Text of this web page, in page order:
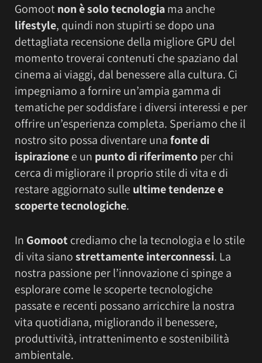
Gomootnon è solo tecnologiama anche
lifestyle, quindi non stupirti se dopo una
dettagliata recensione della migliore GPU del
momento troverai contenuti che spaziano dal
cinema ai viaggi, dal benessere alla cultura. Ci
impegniamo a fornire un’ampia gamma di
tematiche per soddisfare i diversi interessi e per
offrire un’esperienza completa. Speriamo che il
nostro sito possa diventare unafonte di
ispirazionee un punto di riferimentoper chi
cerca di migliorare il proprio stile di vita e di
restare aggiornato sulle ultime tendenze e
scoperte tecnologiche.
In Gomoot crediamo che la tecnologia e lo stile
di vita sianostrettamente interconnessi. La
nostra passione per l’innovazione ci spinge a
esplorare come le scoperte tecnologiche
passate e recenti possano arricchire la nostra
vita quotidiana, migliorando il benessere,
produttività, intrattenimento e sostenibilità
ambientale.